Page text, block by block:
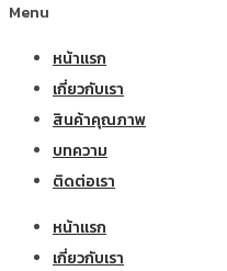
Menu
หน้าแรก
เกี่ยวกับเรา
สินค้าคุณภาพ
บทความ
ติดต่อเรา
หน้าแรก
เกี่ยวกับเรา